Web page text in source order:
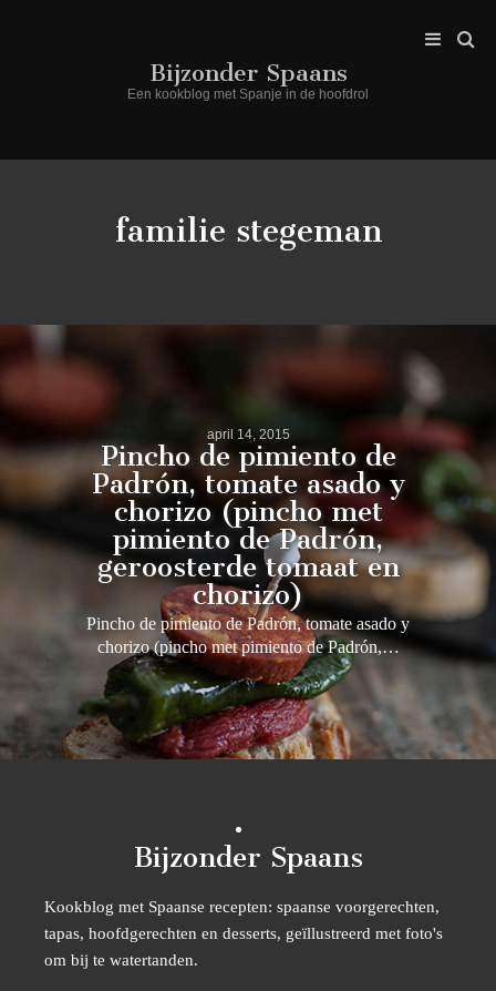
Bijzonder Spaans
Een kookblog met Spanje in de hoofdrol
familie stegeman
april 14, 2015
Pincho de pimiento de
Padrón, tomate asado y
chorizo (pincho met
pimiento de Padrón,
geroosterde tomaat en
chorizo)
Pincho de pimiento de Padrón, tomate asado y
chorizo (pincho met pimiento de Padrón,…
Bijzonder Spaans
Kookblog met Spaanse recepten: spaanse voorgerechten,
tapas, hoofdgerechten en desserts, geïllustreerd met foto's
om bij te watertanden.